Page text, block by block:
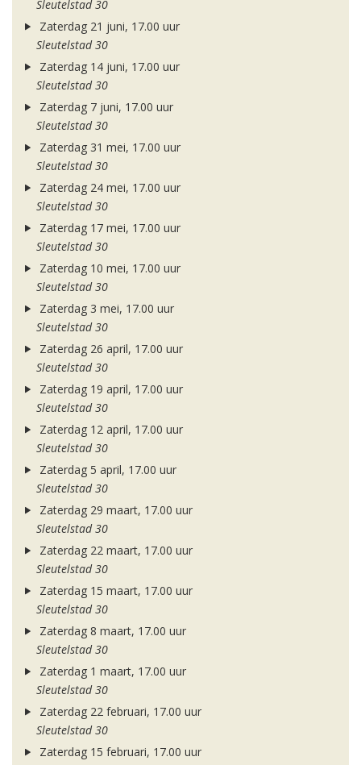
Sleutelstad 30
Zaterdag 21 juni, 17.00 uur
Sleutelstad 30
Zaterdag 14 juni, 17.00 uur
Sleutelstad 30
Zaterdag 7 juni, 17.00 uur
Sleutelstad 30
Zaterdag 31 mei, 17.00 uur
Sleutelstad 30
Zaterdag 24 mei, 17.00 uur
Sleutelstad 30
Zaterdag 17 mei, 17.00 uur
Sleutelstad 30
Zaterdag 10 mei, 17.00 uur
Sleutelstad 30
Zaterdag 3 mei, 17.00 uur
Sleutelstad 30
Zaterdag 26 april, 17.00 uur
Sleutelstad 30
Zaterdag 19 april, 17.00 uur
Sleutelstad 30
Zaterdag 12 april, 17.00 uur
Sleutelstad 30
Zaterdag 5 april, 17.00 uur
Sleutelstad 30
Zaterdag 29 maart, 17.00 uur
Sleutelstad 30
Zaterdag 22 maart, 17.00 uur
Sleutelstad 30
Zaterdag 15 maart, 17.00 uur
Sleutelstad 30
Zaterdag 8 maart, 17.00 uur
Sleutelstad 30
Zaterdag 1 maart, 17.00 uur
Sleutelstad 30
Zaterdag 22 februari, 17.00 uur
Sleutelstad 30
Zaterdag 15 februari, 17.00 uur